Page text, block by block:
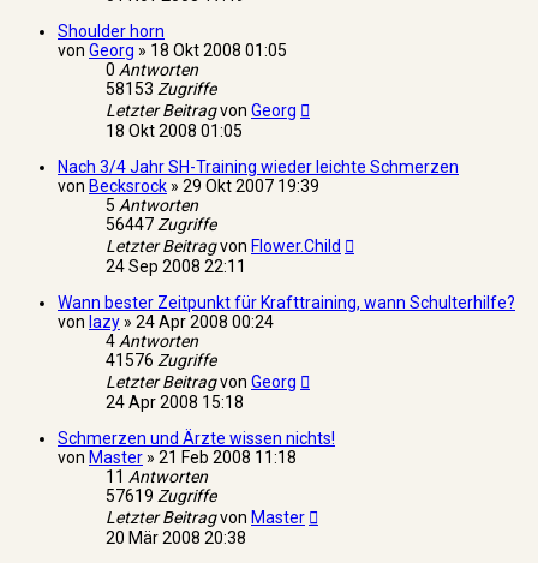
Shoulder horn
von Georg » 18 Okt 2008 01:05
0 Antworten
58153 Zugriffe
Letzter Beitragvon Georg
18 Okt 2008 01:05
Nach 3/4 Jahr SH-Training wieder leichte Schmerzen
von Becksrock » 29 Okt 2007 19:39
5 Antworten
56447Zugriffe
Letzter Beitragvon Flower.Child
24 Sep 2008 22:11
Wann bester Zeitpunkt für Krafttraining, wann Schulterhilfe?
von lazy » 24 Apr 2008 00:24
4Antworten
41576 Zugriffe
Letzter Beitragvon Georg
24 Apr 2008 15:18
Schmerzen und Ärzte wissen nichts!
von Master » 21 Feb 2008 11:18
11 Antworten
57619 Zugriffe
Letzter Beitragvon Master
20 Mär 2008 20:38